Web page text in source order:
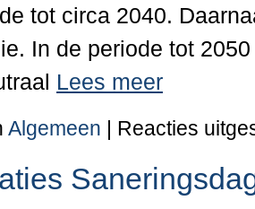
tot circa 2040.
In de periode tot
Lees meer
Algemeen | Reacties